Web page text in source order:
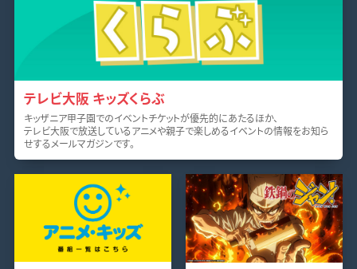
テレビ大阪 キッズくらぶ
キッザニア甲子園でのイベントチケットが優先的にあたるほか、
テレビ大阪で放送しているアニメや親子で楽しめるイベントの情報をお知ら
せするメールマガジンです。